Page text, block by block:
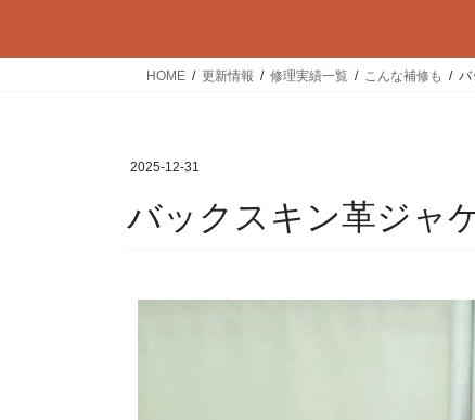
HOME 更新情報 修理実績一覧 こんな補修も バ
2025-12-31
バックスキン革ジャ